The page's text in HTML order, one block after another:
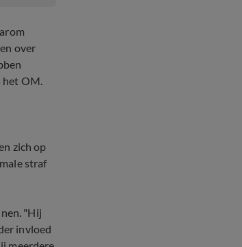
over
het OM.
zich op
straf
"Hij
invloed